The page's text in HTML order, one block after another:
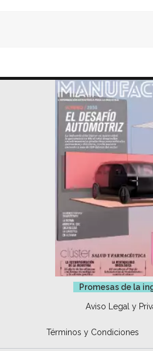
Promesas de la
Aviso Legal y
Términos y Condiciones